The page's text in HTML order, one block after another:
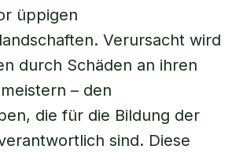
üppigen
Verursacht wird
durch Schäden an ihren
– den
die für die Bildung der
sind. Diese